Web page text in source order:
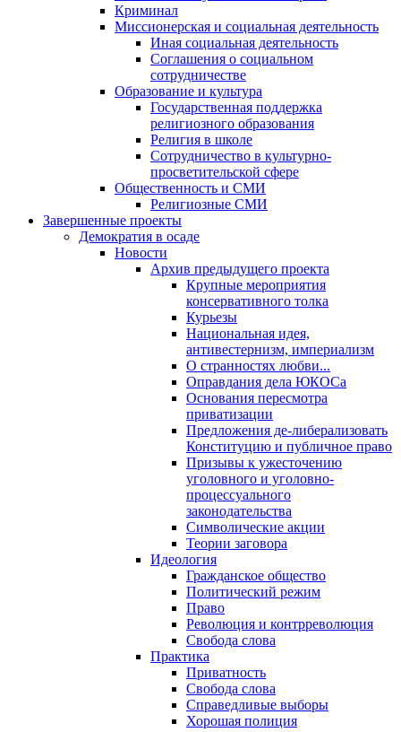
Криминал
Миссионерская и социальная деятельность
Иная социальная деятельность
Соглашения о социальном
сотрудничестве
Образование и культура
Государственная поддержка
религиозного образования
Религия в школе
Сотрудничество в культурно-
просветительской сфере
Общественность и СМИ
Религиозные СМИ
Завершенные проекты
Демократия в осаде
Новости
Архив предыдущего проекта
Крупные мероприятия
консервативного толка
Курьезы
Национальная идея,
антивестернизм, империализм
О странностях любви...
Оправдания дела ЮКОСа
Основания пересмотра
приватизации
Предложения де-либерализовать
Конституцию и публичное право
Призывы к ужесточению
уголовного и уголовно-
процессуального
законодательства
Символические акции
Теории заговора
Идеология
Гражданское общество
Политический режим
Право
Революция и контрреволюция
Свобода слова
Практика
Приватность
Свобода слова
Справедливые выборы
Хорошая полиция